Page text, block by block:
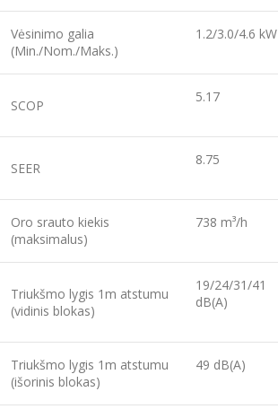
Vėsinimo galia
(Min./Nom./Maks.)
1.2/3.0/4.6 kW
SCOP
5.17
SEER
8.75
Oro srauto kiekis
(maksimalus)
738 m³/h
Triukšmo lygis 1m atstumu
(vidinis blokas)
19/24/31/41
dB(A)
Triukšmo lygis 1m atstumu
(išorinis blokas)
49 dB(A)